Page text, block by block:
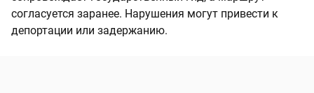
согласуется заранее. Нарушения могут привести к
депортации или задержанию.